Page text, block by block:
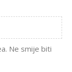
Ne smije biti